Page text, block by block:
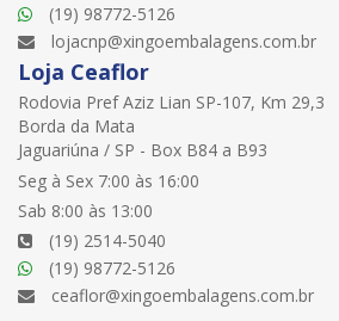
(19) 98772-5126
lojacnp@xingoembalagens.com.br
Loja Ceaflor
Rodovia Pref Aziz Lian SP-107, Km 29,3
Borda da Mata
Jaguariúna / SP - Box B84 a B93
Seg à Sex 7:00 às 16:00
Sab 8:00 às 13:00
(19) 2514-5040
(19) 98772-5126
ceaflor@xingoembalagens.com.br